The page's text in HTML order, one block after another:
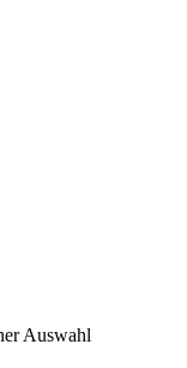
Auswahl